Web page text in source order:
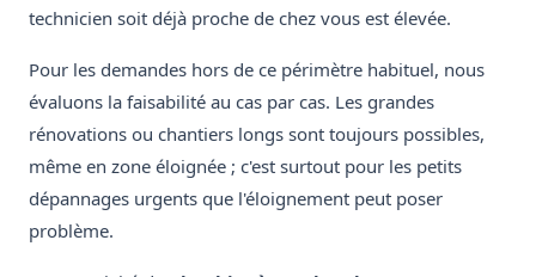
technicien soit déjà proche de chez vous est élevée.
Pour les demandes hors de ce périmètre habituel, nous
évaluons la faisabilité au cas par cas. Les grandes
rénovations ou chantiers longs sont toujours possibles,
même en zone éloignée ; c'est surtout pour les petits
dépannages urgents que l'éloignement peut poser
problème.